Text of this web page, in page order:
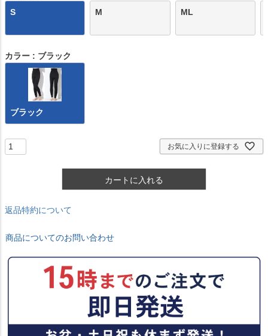
S
M ML
カラー ブラック
ブラック
お気に入りに登録する
カートに入れる
返品特約について
商品についてのお問い合わせ